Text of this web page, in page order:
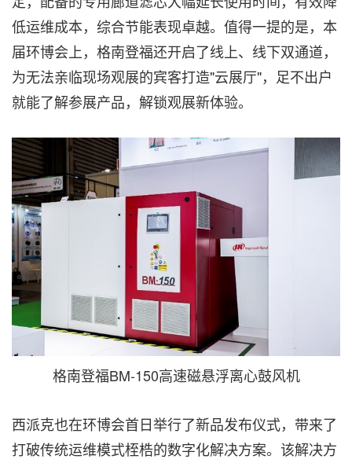
低运维成本，综合节能表现卓越。值得一提的是，本
届环博会上，格南登福还开启了线上、线下双通道，
为无法亲临现场观展的宾客打造"云展厅"，足不出户
就能了解参展产品，解锁观展新体验。
格南登福BM-150高速磁悬浮离心鼓风机
西派克也在环博会首日举行了新品发布仪式，带来了
打破传统运维模式桎梏的数字化解决方案。该解决方